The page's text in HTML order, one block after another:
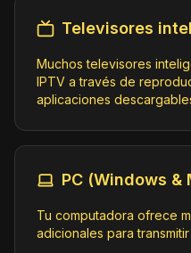
Mamer TV
https://
trona/
MierschTV
https://
Televisores
Muchos televisores
IPTV a través de
aplicaciones
PC (Windows &
Tu computadora ofrece
adicionales para transmitir